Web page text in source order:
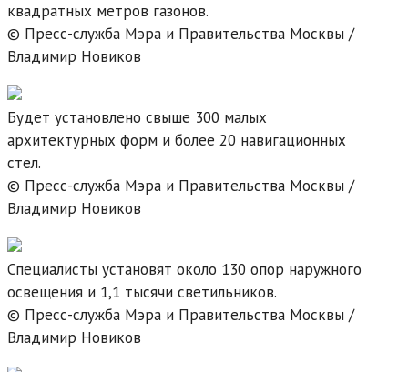
квадратных метров газонов.
© Пресс-служба Мэра и Правительства Москвы /
Владимир Новиков
Будет установлено свыше 300 малых
архитектурных форм и более 20 навигационных
стел.
© Пресс-служба Мэра и Правительства Москвы /
Владимир Новиков
Специалисты установят около 130 опор наружного
освещения и 1,1 тысячи светильников.
© Пресс-служба Мэра и Правительства Москвы /
Владимир Новиков